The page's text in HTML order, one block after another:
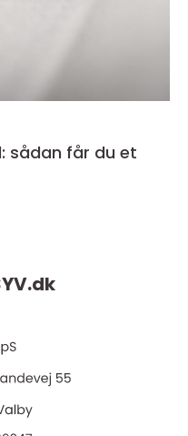
sådan får du et
dk